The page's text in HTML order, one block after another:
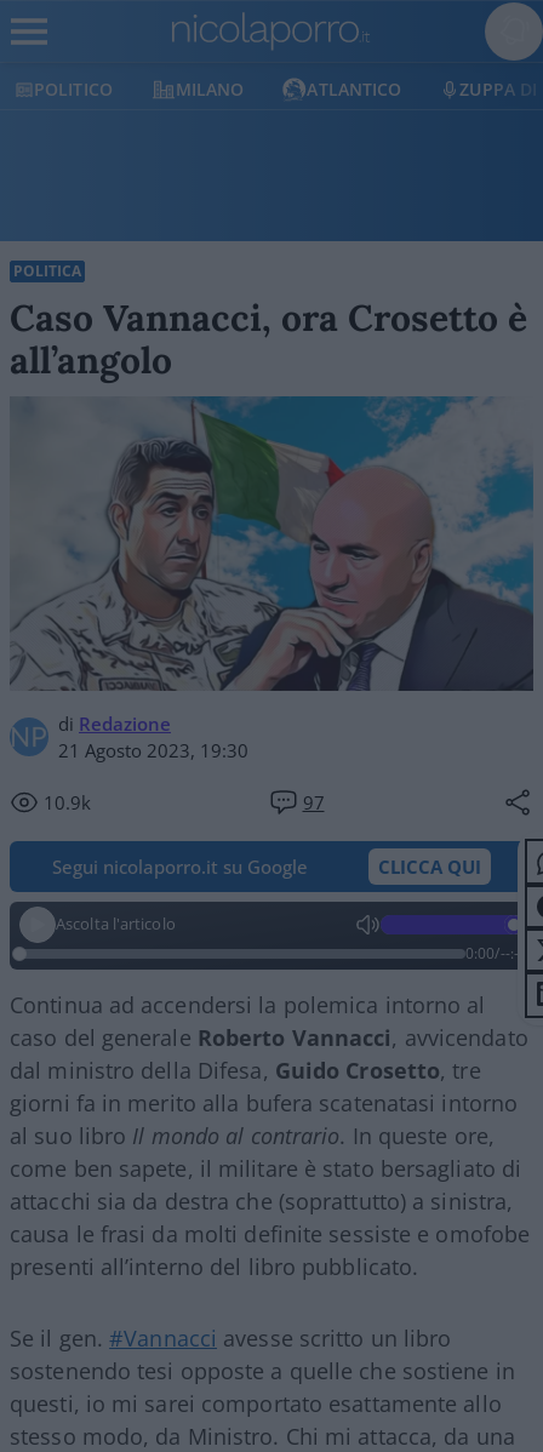
MILANO ATLANTICO ZUPPA DI PORRO
POLITICA
Caso Vannacci, ora Crosetto è
all’angolo
di Redazione
21 Agosto 2023, 19:30
10.9k 97
Segui nicolaporro.it su Google CLICCA QUI
Ascolta l'articolo
0:00/--:--
Continua ad accendersi la polemica intorno al
caso del generale Roberto Vannacci, avvicendato
dal ministro della Difesa, Guido Crosetto, tre
giorni fa in merito alla bufera scatenatasi intorno
al suo libro Il mondo al contrario. In queste ore,
come ben sapete, il militare è stato bersagliato di
attacchi sia da destra che (soprattutto) a sinistra,
causa le frasi da molti definite sessiste e omofobe
presenti all’interno del libro pubblicato.
Se il gen.#Vannacci avesse scritto un libro
sostenendo tesi opposte a quelle che sostiene in
questi, io mi sarei comportato esattamente allo
stesso modo, da Ministro. Chi mi attacca, da una